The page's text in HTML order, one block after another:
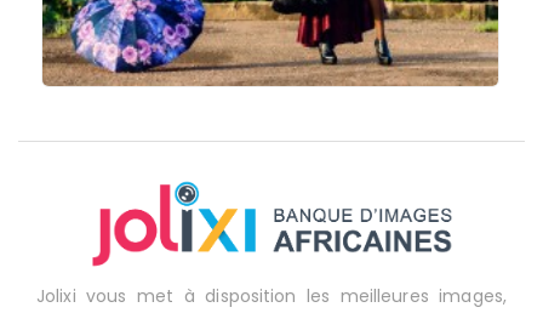
Jolixi vous met à disposition les meilleures images,